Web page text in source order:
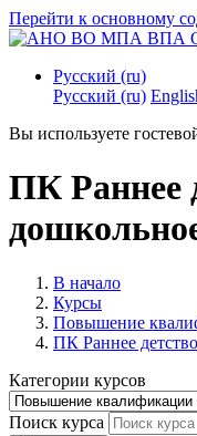
Перейти к основному
Русский ‎(ru)‎
Русский ‎(ru)‎
Вы используете
ПК Раннее
В начало
Курсы
Повышение
ПК Раннее
Категории курсов
Поиск курса